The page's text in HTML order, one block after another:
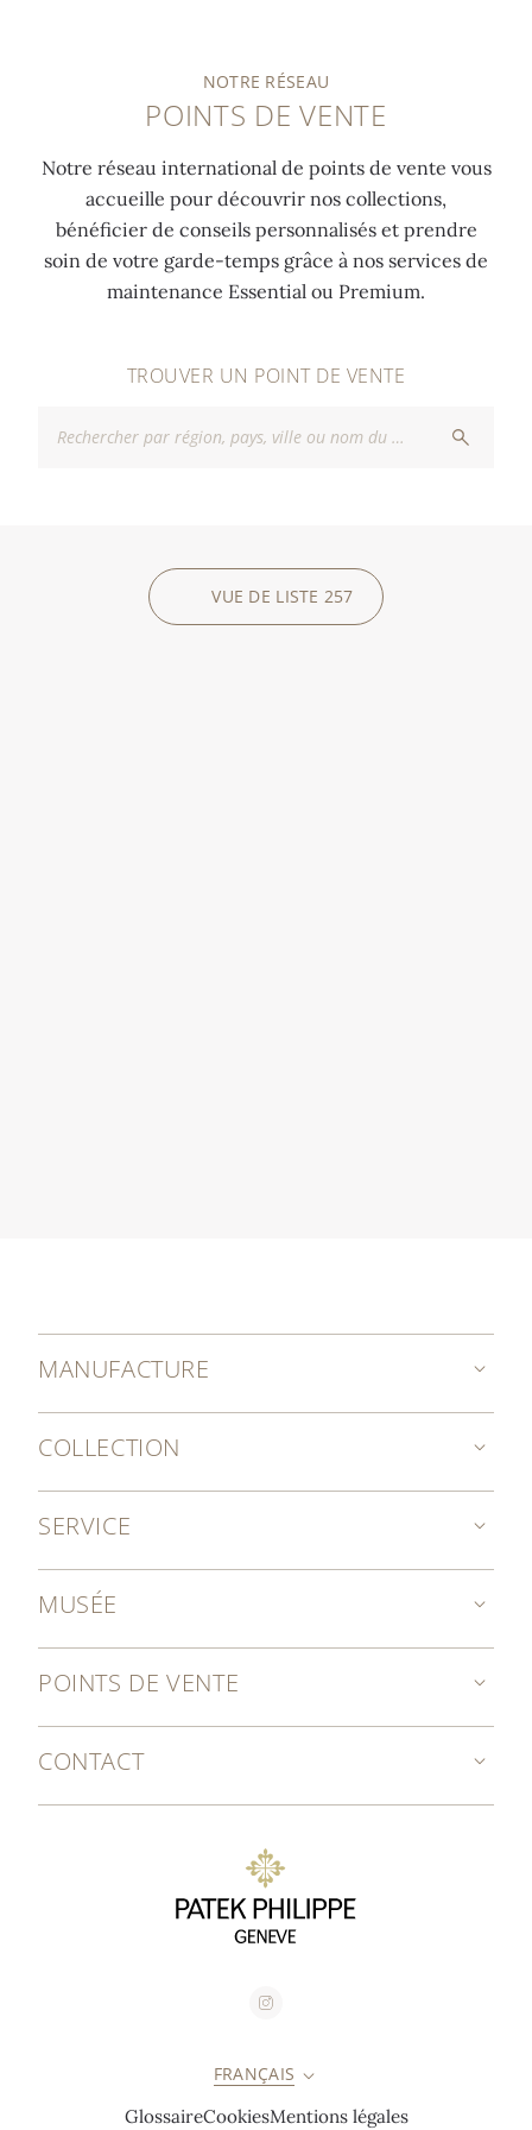
NOTRE RÉSEAU
POINTS DE VENTE
Notre réseau international de points de vente vous
accueille pour découvrir nos collections,
bénéficier de conseils personnalisés et prendre
soin de votre garde-temps grâce à nos services de
maintenance Essential ou Premium.
TROUVER UN POINT DE VENTE
VUE DE LISTE 257
MANUFACTURE
COLLECTION
SERVICE
MUSÉE
POINTS DE VENTE
CONTACT
FRANÇAIS
GlossaireCookiesMentions légales